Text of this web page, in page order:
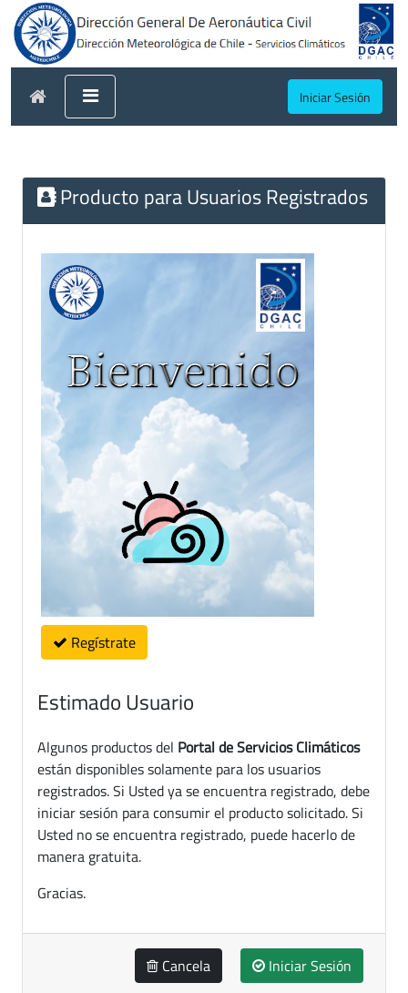
Iniciar Sesión
Producto para Usuarios Registrados
Regístrate
Estimado Usuario
Algunos productos del Portal de Servicios Climáticos
están disponibles solamente para los usuarios
registrados. Si Usted ya se encuentra registrado, debe
iniciar sesión para consumir el producto solicitado. Si
Usted no se encuentra registrado, puede hacerlo de
manera gratuita.
Gracias.
Cancela Iniciar Sesión